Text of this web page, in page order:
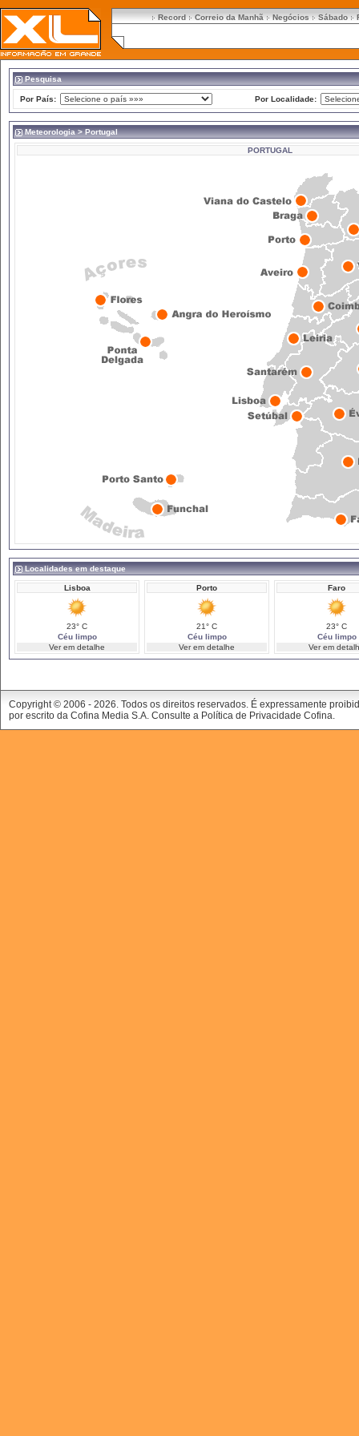
Record Correio da Manhã Negócios Sábado
Pesquisa
Por País: Por Localidade:
Meteorologia> Portugal
PORTUGAL
Localidades em destaque
Lisboa
23° C
Céu limpo
Ver em detalhe
Porto
21° C
Céu limpo
Ver em detalhe
Faro
23° C
Céu limpo
Ver em
Copyright © 2006 - 2026. Todos os direitos reservados. É expressamente
por escrito da Cofina Media S.A. Consulte a Política de Privacidade Cofina.